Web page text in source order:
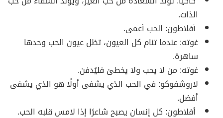
الذات.
أفلاطون: الحب أعمى.
غوته: عندما تنام كل العيون، تظل عيون الحب وحدها
ساهرة.
غوته: من لا يحب ولا يخطئ فليُدفن.
لاروشفوكو: في الحب الذي يشفى أولًا هو الذي يشفى
أفضل.
أفلاطون: كل إنسان يصبح شاعرًا إذا لامس قلبه الحب.